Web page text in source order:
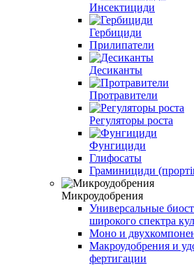
Инсектициди
Гербициди
Прилипатели
Десиканты
Протравители
Регуляторы роста
Фунгициди
Глифосаты
Граминициди
Микроудобрения
Универсальные
широкого спектра
Моно и
Макроудобрения и
фертигации